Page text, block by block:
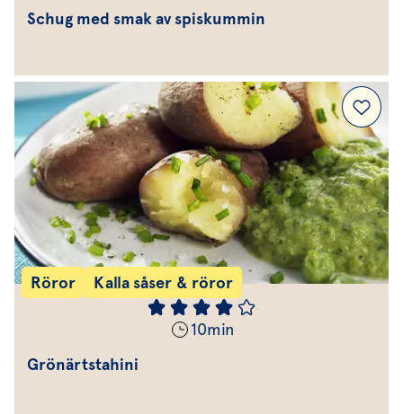
Schug med smak av spiskummin
Röror Kalla såser & röror
10min
Grönärtstahini